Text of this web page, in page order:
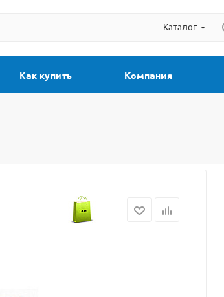
Каталог
Как купить Компания